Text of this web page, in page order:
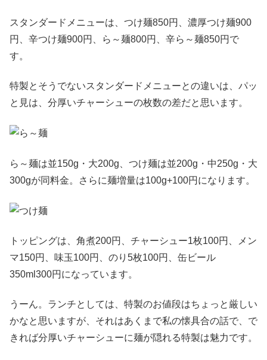
スタンダードメニューは、つけ麺850円、濃厚つけ麺900
円、辛つけ麺900円、ら～麺800円、辛ら～麺850円で
す。
特製とそうでないスタンダードメニューとの違いは、パッ
と見は、分厚いチャーシューの枚数の差だと思います。
ら～麺は並150g・大200g、つけ麺は並200g・中250g・大
300gが同料金。さらに麺増量は100g+100円になります。
トッピングは、角煮200円、チャーシュー1枚100円、メン
マ150円、味玉100円、のり5枚100円、缶ビール
350ml300円になっています。
うーん。ランチとしては、特製のお値段はちょっと厳しい
かなと思いますが、それはあくまで私の懐具合の話で、で
きれば分厚いチャーシューに麺が隠れる特製は魅力です。